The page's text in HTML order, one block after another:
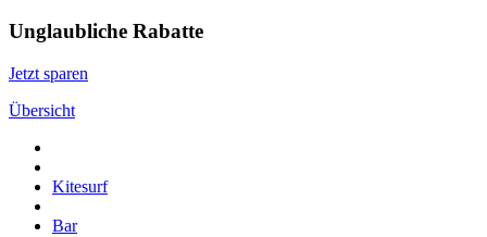
Unglaubliche Rabatte
Jetzt sparen
Übersicht
Kitesurf
Bar